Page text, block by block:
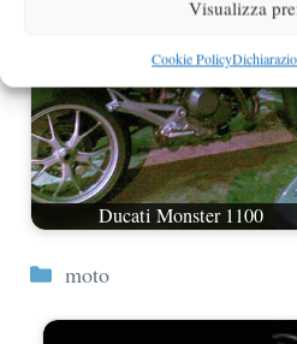
Visualizza
Cookie Policy
Ducati Monster 1100
Categorie
moto